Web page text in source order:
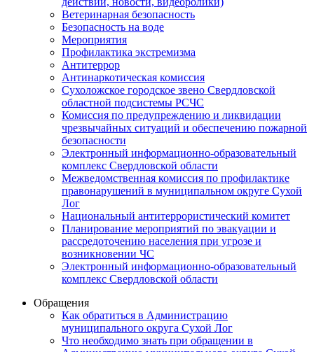
Ветеринарная безопасность
Безопасность на воде
Мероприятия
Профилактика экстремизма
Антитеррор
Антинаркотическая комиссия
Сухоложское городское звено Свердловской
областной подсистемы РСЧС
Комиссия по предупреждению и ликвидации
чрезвычайных ситуаций и обеспечению пожарной
безопасности
Электронный информационно-образовательный
комплекс Cвердловской области
Межведомственная комиссия по профилактике
правонарушений в муниципальном округе Сухой
Лог
Национальный антитеррористический комитет
Планирование мероприятий по эвакуации и
рассредоточению населения при угрозе и
возникновении ЧС
Электронный информационно-образовательный
комплекс Свердловской области
Обращения
Как обратиться в Администрацию
муниципального округа Сухой Лог
Что необходимо знать при обращении в